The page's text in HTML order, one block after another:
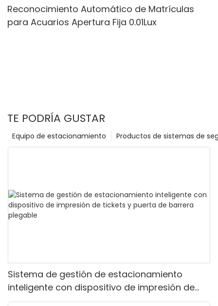
Reconocimiento Automático de Matrículas
para Acuarios Apertura Fija 0.01Lux
TE PODRÍA GUSTAR
Productos de sistemas de
Equipo de estacionamiento
Sistema de gestión de estacionamiento
inteligente con dispositivo de impresión de
tickets y puerta de barrera plegable